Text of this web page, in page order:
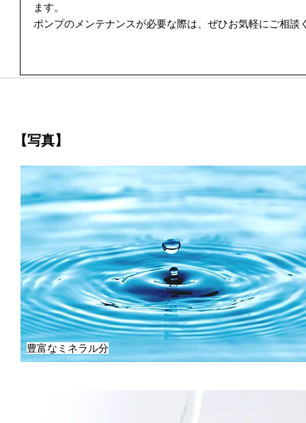
ます。
ポンプのメンテナンスが必要な際は、ぜひお気軽にご相談
【写真】
豊富なミネラル分